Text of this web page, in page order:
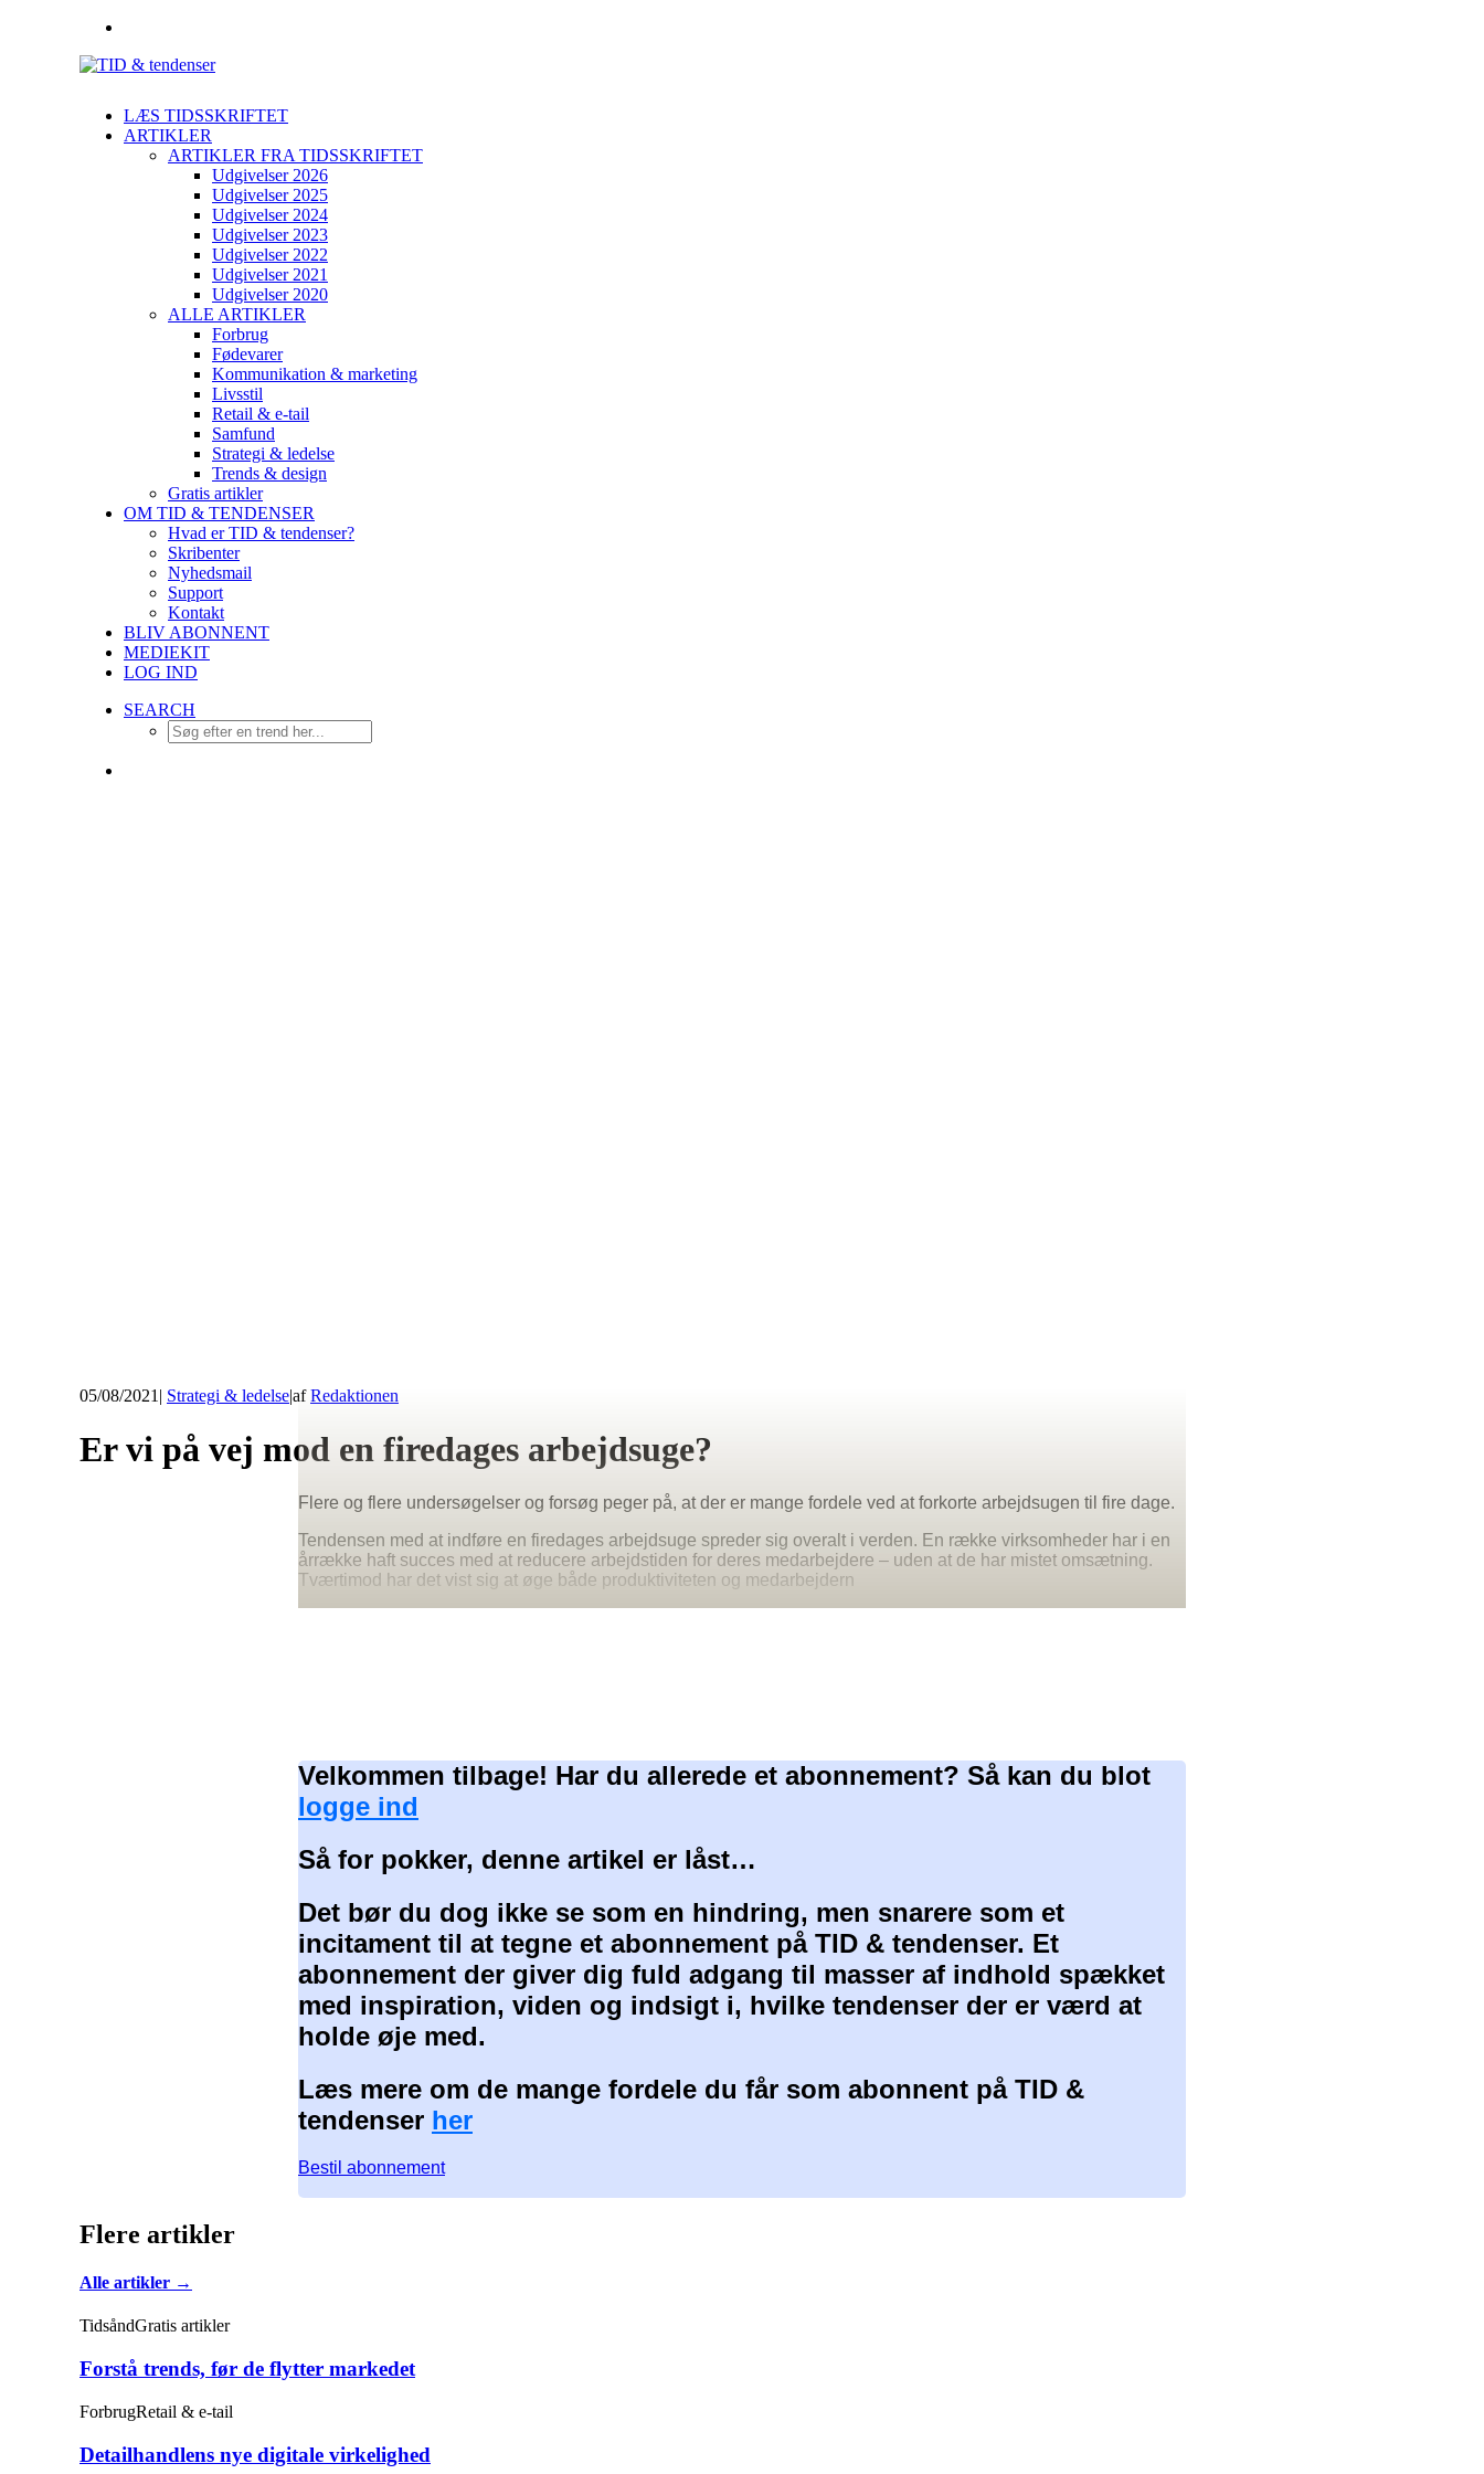
LÆS TIDSSKRIFTET
ARTIKLER
ARTIKLER FRA TIDSSKRIFTET
Udgivelser 2026
Udgivelser 2025
Udgivelser 2024
Udgivelser 2023
Udgivelser 2022
Udgivelser 2021
Udgivelser 2020
ALLE ARTIKLER
Forbrug
Fødevarer
Kommunikation & marketing
Livsstil
Retail & e-tail
Samfund
Strategi & ledelse
Trends & design
Gratis artikler
OM TID & TENDENSER
Hvad er TID & tendenser?
Skribenter
Nyhedsmail
Support
Kontakt
BLIV ABONNENT
MEDIEKIT
LOG IND
SEARCH
05/08/2021 | Strategi & ledelse|afRedaktionen
Er vi på vej mod en firedages arbejdsuge?
Flere og flere undersøgelser og forsøg peger på, at der er mange fordele ved at forkorte arbejdsugen til fire dage.
Tendensen med at indføre en firedages arbejdsuge spreder sig overalt i verden. En række virksomheder har i en
årrække haft succes med at reducere arbejdstiden for deres medarbejdere – uden at de har mistet omsætning.
Tværtimod har det vist sig at øge både produktiviteten og medarbejdern
Velkommen tilbage! Har du allerede et abonnement? Så kan du blot
logge ind
Så for pokker, denne artikel er låst…
Det bør du dog ikke se som en hindring, men snarere som et
incitament til at tegne et abonnement på TID & tendenser. Et
abonnement der giver dig fuld adgang til masser af indhold spækket
med inspiration, viden og indsigt i, hvilke tendenser der er værd at
holde øje med.
Læs mere om de mange fordele du får som abonnent på TID &
tendenser her
Bestil abonnement
Flere artikler
Alle artikler →
TidsåndGratis artikler
Forstå trends, før de flytter markedet
ForbrugRetail & e-tail
Detailhandlens nye digitale virkelighed